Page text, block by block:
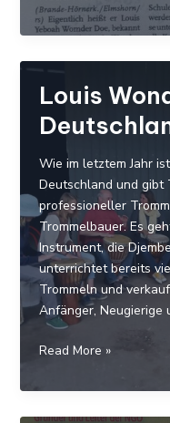
Straßenkind
zum
Lehrer
Wohltäter
in
Louis
Wie im letztem Jahr
Deutschland und gibt
professioneller
Trommelbauer. Es
Instrument, die
unterrichtet bereits
Trommeln und
Anfänger, Neugierige
Louis
on
Tour
Read More »